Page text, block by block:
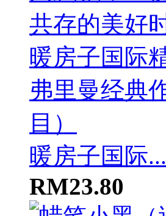
暖房子国际...
RM23.80